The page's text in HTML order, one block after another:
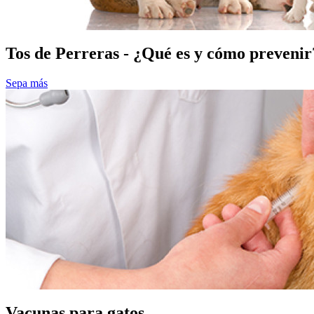
Tos de Perreras - ¿Qué es y cómo
Sepa más